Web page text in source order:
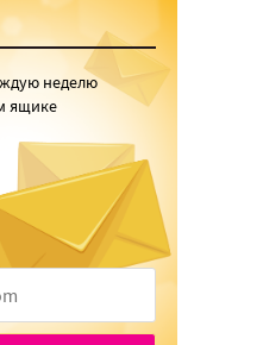
неделю
ящике